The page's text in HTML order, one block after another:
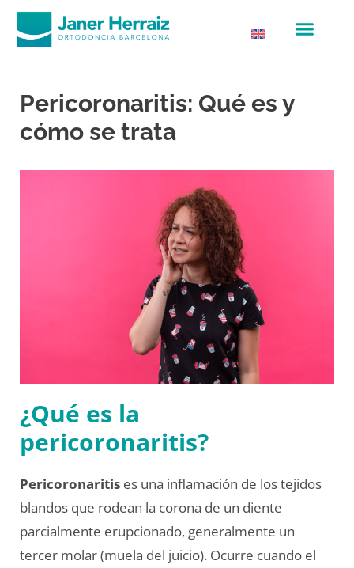
Pericoronaritis: Qué es y
cómo se trata
¿Qué es la
pericoronaritis?
Pericoronaritis es una inflamación de los tejidos
blandos que rodean la corona de un diente
parcialmente erupcionado, generalmente un
tercer molar (muela del juicio). Ocurre cuando el